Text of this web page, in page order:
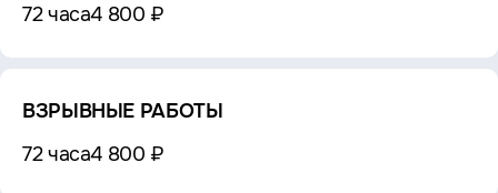
72 часа4 800 ₽
ВЗРЫВНЫЕ РАБОТЫ
72 часа4 800 ₽